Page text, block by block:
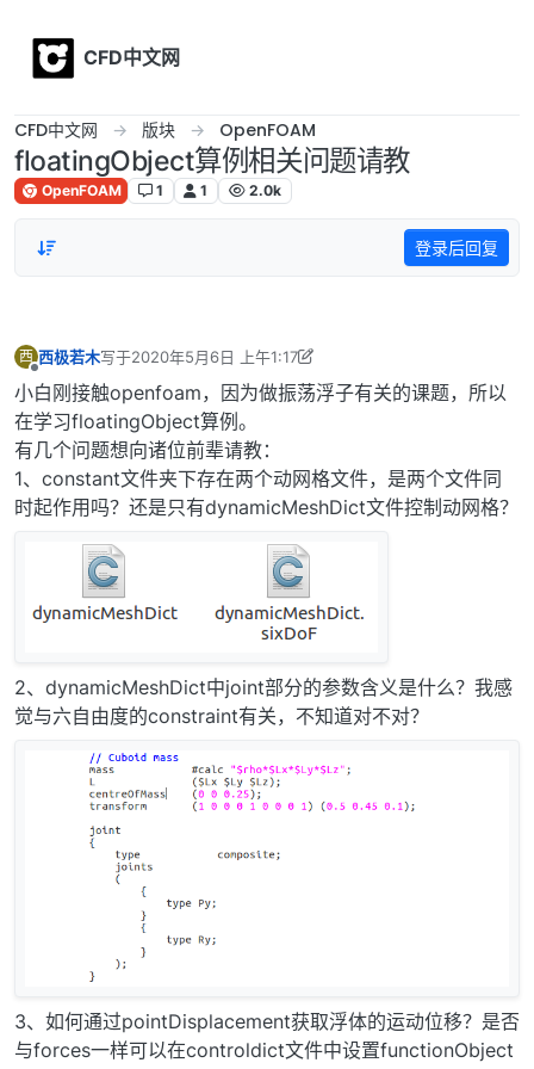
CFD中文网
CFD中文网 版块 OpenFOAM
floatingObject算例相关问题请教
OpenFOAM 1 1 2.0k
登录后回复
西
离线
西极若木写于2020年5月6日 上午1:17
最后由 李东岳 编辑 2020年5月6日 上午9:17
小白刚接触openfoam，因为做振荡浮子有关的课题，所以
在学习floatingObject算例。
有几个问题想向诸位前辈请教：
1、constant文件夹下存在两个动网格文件，是两个文件同
时起作用吗？还是只有dynamicMeshDict文件控制动网格？
2、dynamicMeshDict中joint部分的参数含义是什么？我感
觉与六自由度的constraint有关，不知道对不对？
3、如何通过pointDisplacement获取浮体的运动位移？是否
与forces一样可以在controldict文件中设置functionObject